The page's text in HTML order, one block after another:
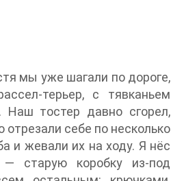
мы уже шагали по дороге,
терьер, с тявканьем
Наш тостер давно сгорел,
себе по несколько
и жевали их на ходу. Я нёс
старую коробку из-под